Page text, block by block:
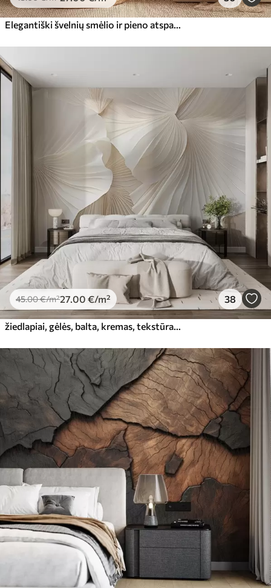
45.00€/m²27 .00 €/m² 38